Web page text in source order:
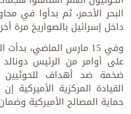
البحر الأحمر، ثم بدأوا في
داخل إسرائيل بالصواريخ مرة
وفي 15 مارس الماضي،
على أوامر من الرئيس
ضخمة ضد أهداف للحوثيين
القيادة المركزية الأميركية
حماية المصالح الأميركية